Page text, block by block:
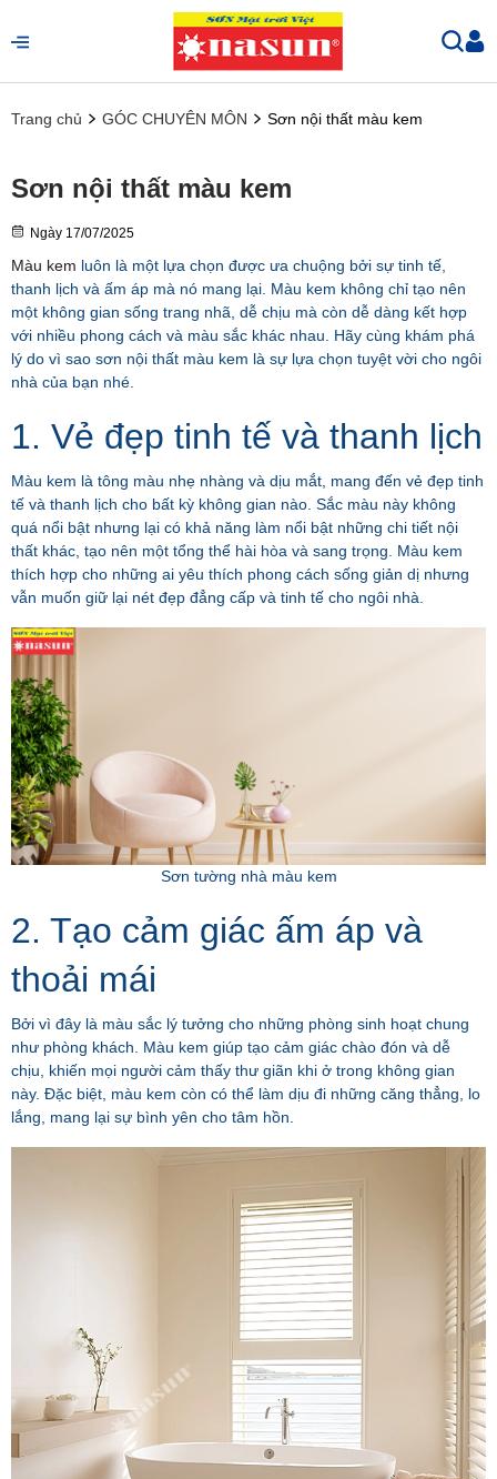
Trang chủ GÓC CHUYÊN MÔN Sơn nội thất màu kem
Sơn nội thất màu kem
Ngày 17/07/2025
Màu kem luôn là một lựa chọn được ưa chuộng bởi sự tinh tế,
thanh lịch và ấm áp mà nó mang lại. Màu kem không chỉ tạo nên
một không gian sống trang nhã, dễ chịu mà còn dễ dàng kết hợp
với nhiều phong cách và màu sắc khác nhau. Hãy cùng khám phá
lý do vì sao sơn nội thất màu kem là sự lựa chọn tuyệt vời cho ngôi
nhà của bạn nhé.
1. Vẻ đẹp tinh tế và thanh lịch
Màu kem là tông màu nhẹ nhàng và dịu mắt, mang đến vẻ đẹp tinh
tế và thanh lịch cho bất kỳ không gian nào. Sắc màu này không
quá nổi bật nhưng lại có khả năng làm nổi bật những chi tiết nội
thất khác, tạo nên một tổng thể hài hòa và sang trọng. Màu kem
thích hợp cho những ai yêu thích phong cách sống giản dị nhưng
vẫn muốn giữ lại nét đẹp đẳng cấp và tinh tế cho ngôi nhà.
Sơn tường nhà màu kem
2. Tạo cảm giác ấm áp và
thoải mái
Bởi vì đây là màu sắc lý tưởng cho những phòng sinh hoạt chung
như phòng khách. Màu kem giúp tạo cảm giác chào đón và dễ
chịu, khiến mọi người cảm thấy thư giãn khi ở trong không gian
này. Đặc biệt, màu kem còn có thể làm dịu đi những căng thẳng, lo
lắng, mang lại sự bình yên cho tâm hồn.